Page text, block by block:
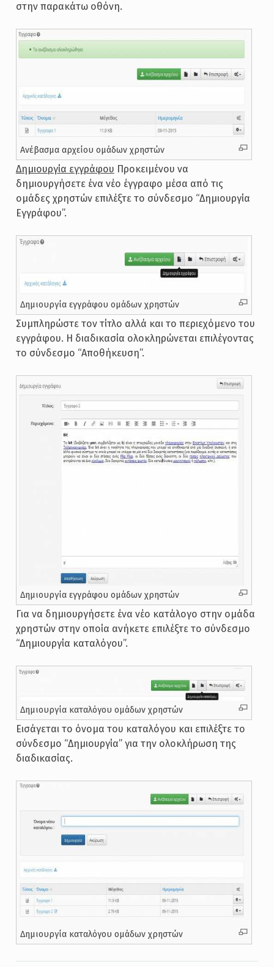
στην παρακάτω οθόνη.
Ανέβασμα αρχείου ομάδων χρηστών
Δημιουργία εγγράφου Προκειμένου να
δημιουργήσετε ένα νέο έγγραφο μέσα από τις
ομάδες χρηστών επιλέξτε το σύνδεσμο “Δημιουργία
Εγγράφου”.
Δημιουργία εγγράφου ομάδων χρηστών
Συμπληρώστε τον τίτλο αλλά και το περιεχόμενο του
εγγράφου. Η διαδικασία ολοκληρώνεται επιλέγοντας
το σύνδεσμο “Αποθήκευση”.
Δημιουργία εγγράφου ομάδων χρηστών
Για να δημιουργήσετε ένα νέο κατάλογο στην ομάδα
χρηστών στην οποία ανήκετε επιλέξτε το σύνδεσμο
“Δημιουργία καταλόγου”.
Δημιουργία καταλόγου ομάδων χρηστών
Εισάγεται το όνομα του καταλόγου και επιλέξτε το
σύνδεσμο “Δημιουργία” για την ολοκλήρωση της
διαδικασίας.
Δημιουργία καταλόγου ομάδων χρηστών